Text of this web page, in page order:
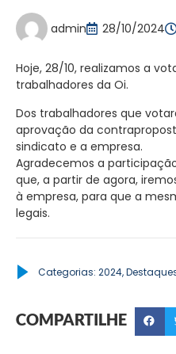
admin 28/10/2024
Hoje, 28/10, realizamos a
trabalhadores da Oi.
Dos trabalhadores que
aprovação da
sindicato e a empresa.
Agradecemos a
que, a partir de agora,
à empresa, para que a
legais.
Categorias: 2024,
COMPARTILHE